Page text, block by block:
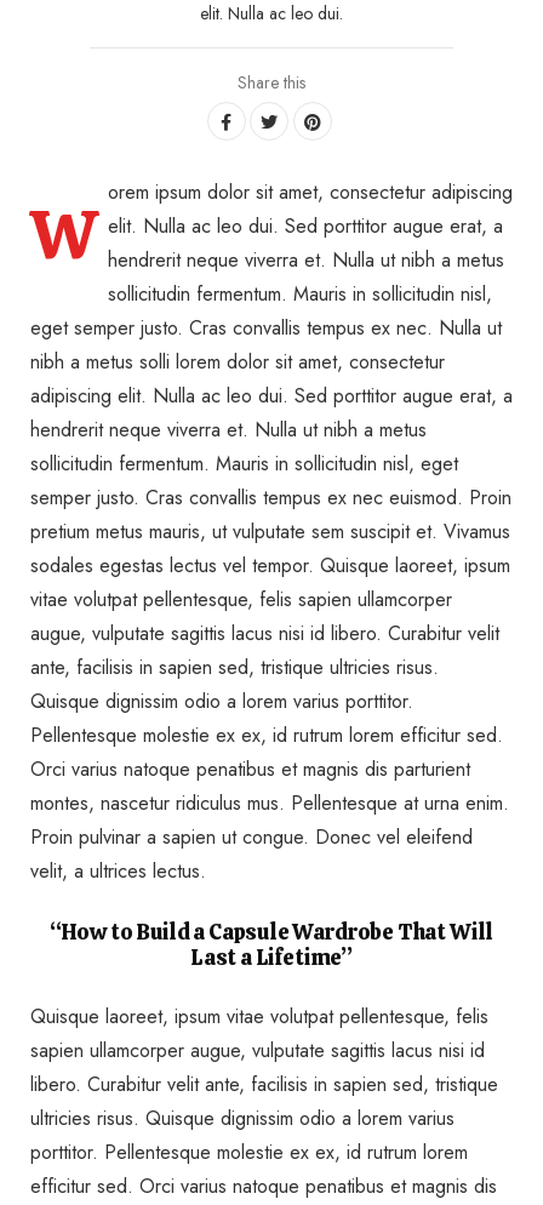
elit. Nulla ac leo dui.
Share this
W orem ipsum dolor sit amet, consectetur adipiscing
elit. Nulla ac leo dui. Sed porttitor augue erat, a
hendrerit neque viverra et. Nulla ut nibh a metus
sollicitudin fermentum. Mauris in sollicitudin nisl,
eget semper justo. Cras convallis tempus ex nec. Nulla ut
nibh a metus solli lorem dolor sit amet, consectetur
adipiscing elit. Nulla ac leo dui. Sed porttitor augue erat, a
hendrerit neque viverra et. Nulla ut nibh a metus
sollicitudin fermentum. Mauris in sollicitudin nisl, eget
semper justo. Cras convallis tempus ex nec euismod. Proin
pretium metus mauris, ut vulputate sem suscipit et. Vivamus
sodales egestas lectus vel tempor. Quisque laoreet, ipsum
vitae volutpat pellentesque, felis sapien ullamcorper
augue, vulputate sagittis lacus nisi id libero. Curabitur velit
ante, facilisis in sapien sed, tristique ultricies risus.
Quisque dignissim odio a lorem varius porttitor.
Pellentesque molestie ex ex, id rutrum lorem efficitur sed.
Orci varius natoque penatibus et magnis dis parturient
montes, nascetur ridiculus mus. Pellentesque at urna enim.
Proin pulvinar a sapien ut congue. Donec vel eleifend
velit, a ultrices lectus.
“How to Build a Capsule Wardrobe That Will
Last a Lifetime”
Quisque laoreet, ipsum vitae volutpat pellentesque, felis
sapien ullamcorper augue, vulputate sagittis lacus nisi id
libero. Curabitur velit ante, facilisis in sapien sed, tristique
ultricies risus. Quisque dignissim odio a lorem varius
porttitor. Pellentesque molestie ex ex, id rutrum lorem
efficitur sed. Orci varius natoque penatibus et magnis dis